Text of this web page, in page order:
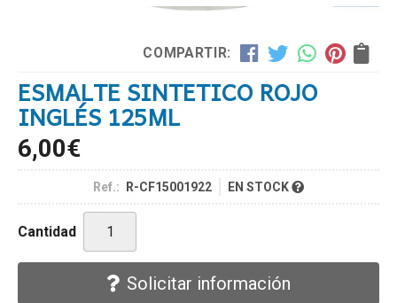
COMPARTIR:
ESMALTE SINTETICO ROJO
INGLÉS 125ML
6,00€
Ref.: R-CF15001922 EN STOCK
Cantidad
Solicitar información